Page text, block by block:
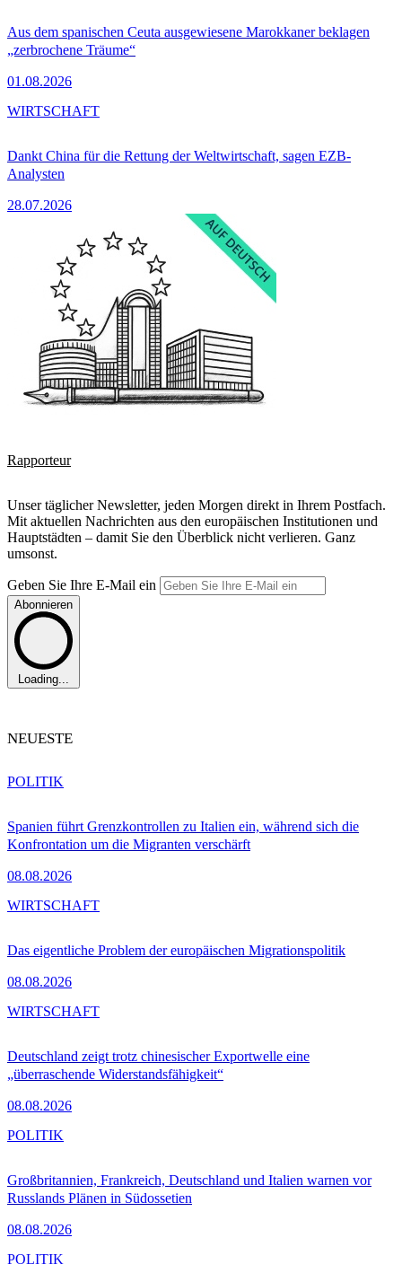
Aus dem spanischen Ceuta ausgewiesene Marokkaner beklagen
„zerbrochene Träume“
01.08.2026
Dankt China für die Rettung der Weltwirtschaft, sagen EZB-
Analysten
28.07.2026
WIRTSCHAFT
Rapporteur
Unser täglicher Newsletter, jeden Morgen direkt in Ihrem Postfach.
Mit aktuellen Nachrichten aus den europäischen Institutionen und
Hauptstädten – damit Sie den Überblick nicht verlieren. Ganz
umsonst.
Geben Sie Ihre E-Mail ein
Abonnieren
Loading...
NEUESTE
Spanien führt Grenzkontrollen zu Italien ein, während sich die
Konfrontation um die Migranten verschärft
08.08.2026
POLITIK
Das eigentliche Problem der europäischen Migrationspolitik
08.08.2026
WIRTSCHAFT
Deutschland zeigt trotz chinesischer Exportwelle eine
„überraschende Widerstandsfähigkeit“
08.08.2026
WIRTSCHAFT
Großbritannien, Frankreich, Deutschland und Italien warnen vor
Russlands Plänen in Südossetien
08.08.2026
POLITIK
POLITIK